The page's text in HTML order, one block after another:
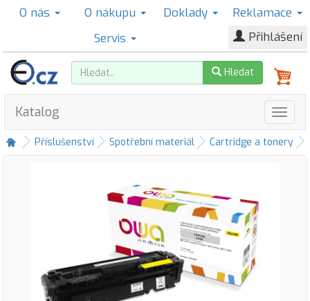
O nás O nákupu Doklady
Reklamace
Servis
Přihlášení
Hledat
Katalog
Příslušenství Spotřební materiál Cartridge a tonery